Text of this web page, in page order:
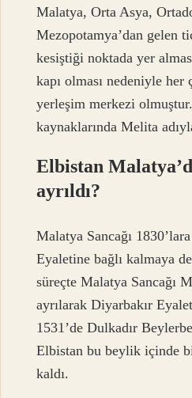
Malatya, Orta Asya,
Mezopotamya’dan gelen
kesiştiği noktada yer
kapı olması nedeniyle
yerleşim merkezi
kaynaklarında Melita
Elbistan
ayrıldı?
Malatya Sancağı
Eyaletine bağlı kalmaya
süreçte Malatya Sancağı
ayrılarak Diyarbakır
1531’de Dulkadır
Elbistan bu beylik içinde
kaldı.